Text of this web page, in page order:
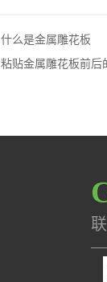
什么是金属雕花板
粘贴金属雕花板前后